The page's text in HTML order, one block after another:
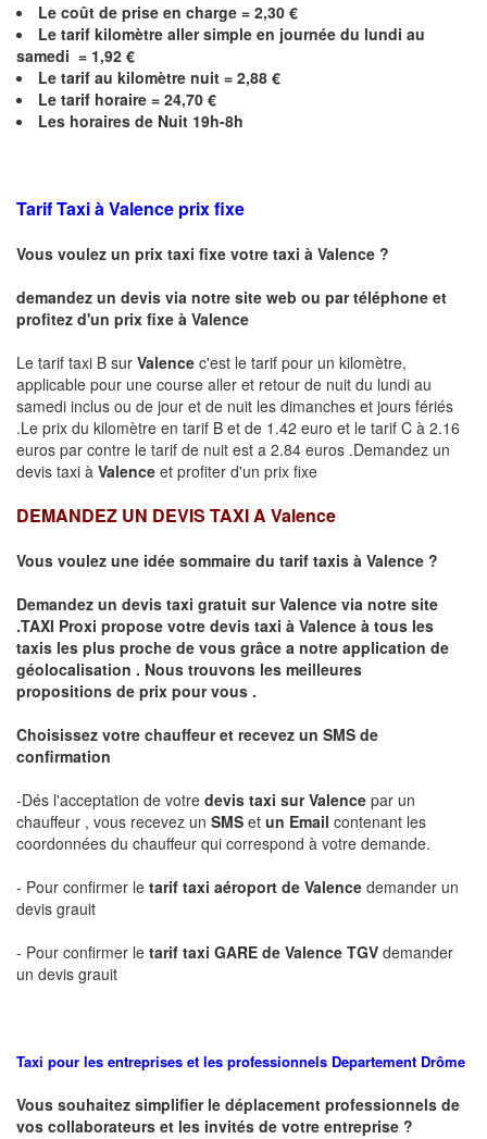
Le coût de prise en charge = 2,30 €
Le tarif kilomètre aller simple en journée du lundi au
samedi = 1,92 €
Le tarif au kilomètre nuit = 2,88 €
Le tarif horaire = 24,70 €
Les horaires de Nuit 19h-8h
Tarif Taxi àValence prix fixe
Vous voulez un prix taxi fixe votre taxi à Valence ?
demandez un devis via notre site web ou par téléphone et
profitez d'un prix fixe à Valence
Le tarif taxi B sur Valence c'est le tarif pour un kilomètre,
applicable pour une course aller et retour de nuit du lundi au
samedi inclus ou de jour et de nuit les dimanches et jours fériés
.Le prix du kilomètre en tarif B et de 1.42 euro et le tarif C à 2.16
euros par contre le tarif de nuit est a 2.84 euros .Demandez un
devis taxi à Valence et profiter d'un prix fixe
DEMANDEZ UN DEVIS TAXI A Valence
Vous voulez une idée sommaire du tarif taxis à Valence ?
Demandez un devis taxi gratuit surValence via notre site
.TAXI Proxi propose votre devis taxi à Valence à tous les
taxis les plus proche de vous grâce a notre application de
géolocalisation . Nous trouvons les meilleures
propositions de prix pour vous .
Choisissez votre chauffeur et recevez un SMS de
confirmation
-Dés l'acceptation de votre devis taxi surValence par un
chauffeur , vous recevez un SMS et un Email contenant les
coordonnées du chauffeur qui correspond à votre demande.
- Pour confirmer le tarif taxi aéroport de Valence demander un
devis grauit
- Pour confirmer le tarif taxi GARE de Valence TGV demander
un devis grauit
Taxi pour les entreprises et les professionnels Departement Drôme
Vous souhaitez simplifier le déplacement professionnels de
vos collaborateurs et les invités de votre entreprise ?